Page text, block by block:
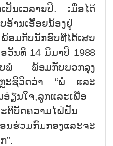
ປັນເວລາຍປີ. ເມື່ອໄດ້
ອ້ານເອື້ອຍນ້ອງຢູ່
ມກັບນັກຮົບທີ່ໄດ້ເສຍ
ວັນທີ 14 ມີມາປີ 1988
ກັບພໍ່ ພ້ອມກັບພວກລຸງ
ຫຼະຊີວິດວ່າ “ພໍ່ ແລະ
ຽນໃຈ,ລູກແລະເພື່ອ
ຕິບັດຄວາມໄຝ່ຝັນ
ນຮ່ວມກົມກອງແລະຈະ
”.